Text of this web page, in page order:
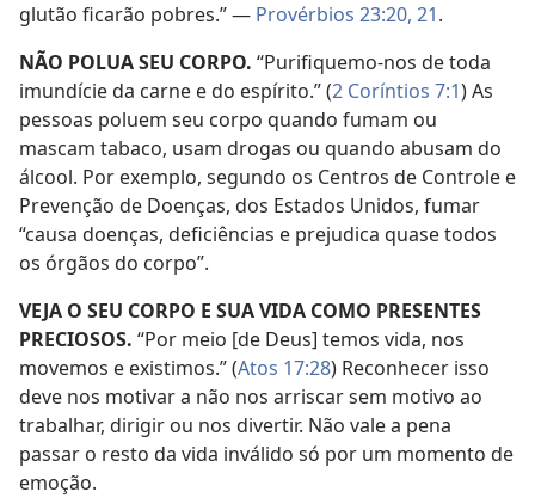
glutão ficarão pobres.” — Provérbios 23:20, 21.
NÃO POLUA SEU CORPO. “Purifiquemo-nos de toda
imundície da carne e do espírito.” (2 Coríntios 7:1) As
pessoas poluem seu corpo quando fumam ou
mascam tabaco, usam drogas ou quando abusam do
álcool. Por exemplo, segundo os Centros de Controle e
Prevenção de Doenças, dos Estados Unidos, fumar
“causa doenças, deficiências e prejudica quase todos
os órgãos do corpo”.
VEJA O SEU CORPO E SUA VIDA COMO PRESENTES
PRECIOSOS. “Por meio [de Deus] temos vida, nos
movemos e existimos.” (Atos 17:28) Reconhecer isso
deve nos motivar a não nos arriscar sem motivo ao
trabalhar, dirigir ou nos divertir. Não vale a pena
passar o resto da vida inválido só por um momento de
emoção.